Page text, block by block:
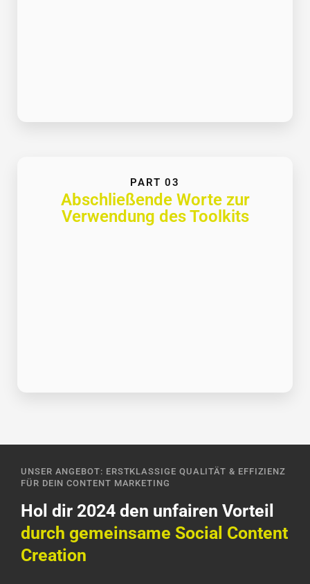
PART 03
Abschließende Worte zur
Verwendung des Toolkits
UNSER ANGEBOT: ERSTKLASSIGE QUALITÄT & EFFIZIENZ
FÜR DEIN CONTENT MARKETING
Hol dir 2024 den unfairen Vorteil
durch gemeinsame Social Content
Creation